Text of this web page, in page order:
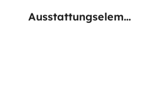
Ausstattungselemente